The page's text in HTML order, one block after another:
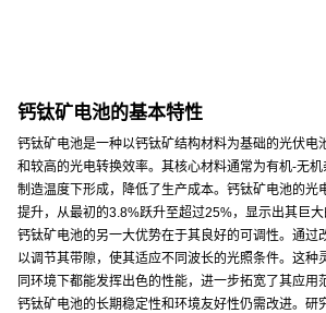
钙钛矿电池的基本特性
钙钛矿电池是一种以钙钛矿结构材料为基础的光伏电
和较高的光电转换效率。其核心材料通常为有机-无
制造温度下形成，降低了生产成本。钙钛矿电池的光
提升，从最初的3.8%跃升至超过25%，显示出其巨大
钙钛矿电池的另一大优势在于其良好的可调性。通过
以调节其带隙，使其适应不同波长的光照条件。这种
同环境下都能发挥出色的性能，进一步拓宽了其应用
钙钛矿电池的长期稳定性和环境友好性仍需改进。研